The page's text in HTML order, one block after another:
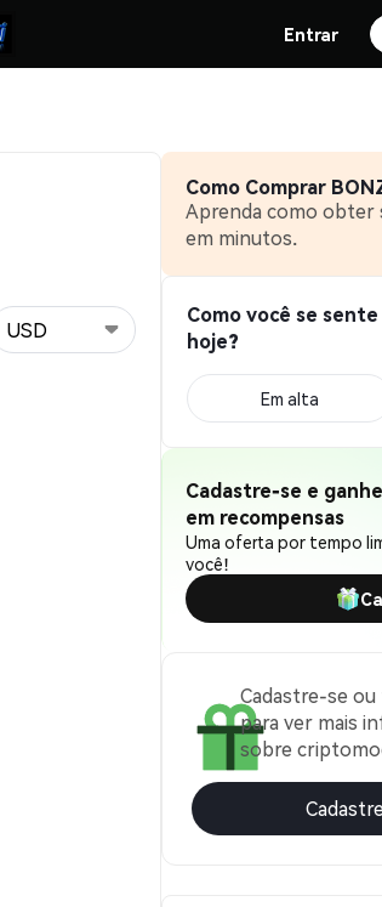
Entrar
USD
Como Comprar
Aprenda como obter
em minutos.
Como você se
hoje?
Em alta
Cadastre-se e ganhe
em recompensas
Uma oferta por tempo
você!
Cadastre-se ou
para ver mais
sobre